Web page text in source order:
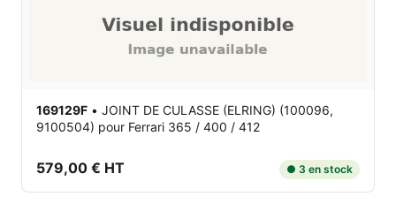
169129F • JOINT DE CULASSE (ELRING) (100096,
9100504) pour Ferrari 365 / 400 / 412
579,00 € HT ● 3 en stock